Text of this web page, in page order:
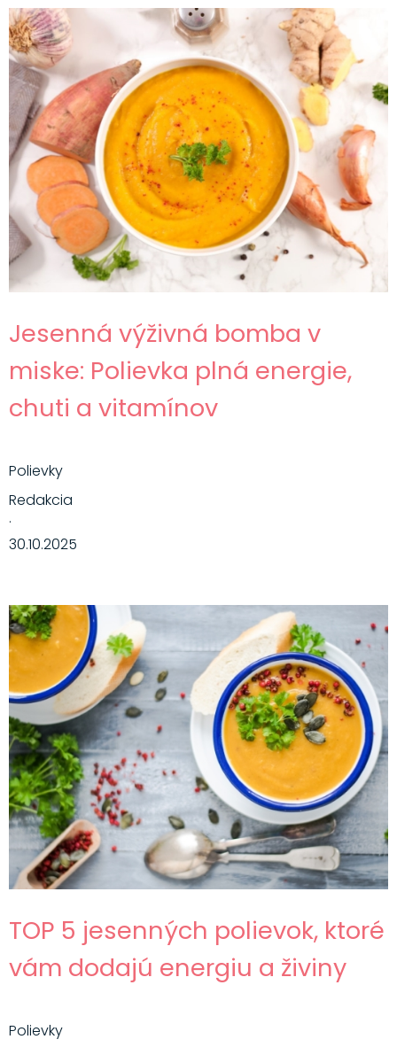
Jesenná výživná bomba v
miske: Polievka plná energie,
chuti a vitamínov
Polievky
Redakcia
·
30.10.2025
TOP 5 jesenných polievok, ktoré
vám dodajú energiu a živiny
Polievky